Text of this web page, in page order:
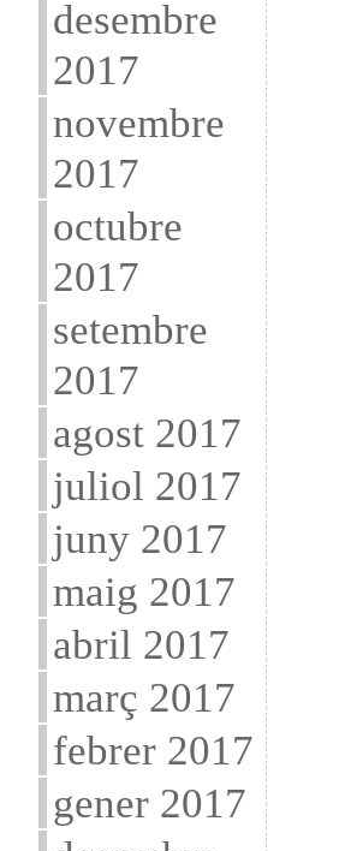
desembre
2017
novembre
2017
octubre
2017
setembre
2017
agost 2017
juliol 2017
juny 2017
maig 2017
abril 2017
març 2017
febrer 2017
gener 2017